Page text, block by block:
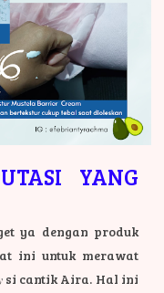
YANG
ya dengan produk
ini untuk merawat
si cantik Aira. Hal ini